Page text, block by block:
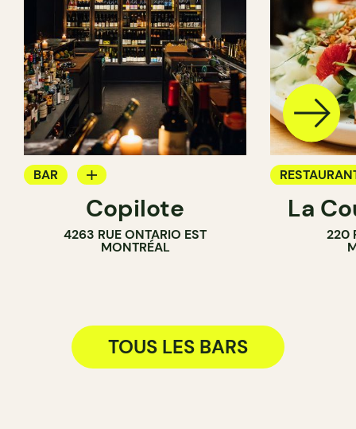
BAR
BAR À VIN
BAR À COCKTAIL
Copilote
4263 RUE ONTARIO EST
MONTRÉAL
BAR
BAR À VIN
La
220
TOUS LES BARS